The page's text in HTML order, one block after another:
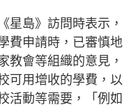
星島》訪問時表示，
費申請時，已審慎地
教會等組織的意見，
可用增收的學費，以
活動等需要，「例如